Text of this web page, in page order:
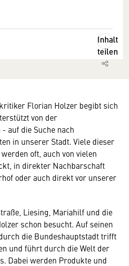
Inhalt
teilen
Florian Holzer begibt sich
von der
auf die Suche nach
in unserer Stadt. Viele dieser
oft, auch von vielen
in direkter Nachbarschaft
oder auch direkt vor unserer
Liesing, Mariahilf und die
schon besucht. Auf seinen
die Bundeshauptstadt trifft
und führt durch die Welt der
Dabei werden Produkte und